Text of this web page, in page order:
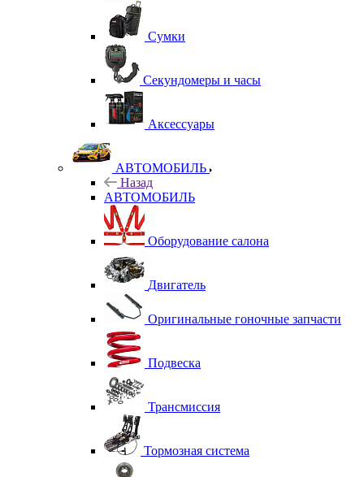
Сумки
Секундомеры и часы
Аксессуары
АВТОМОБИЛЬ
Назад
АВТОМОБИЛЬ
Оборудование салона
Двигатель
Оригинальные гоночные запчасти
Подвеска
Трансмиссия
Тормозная система